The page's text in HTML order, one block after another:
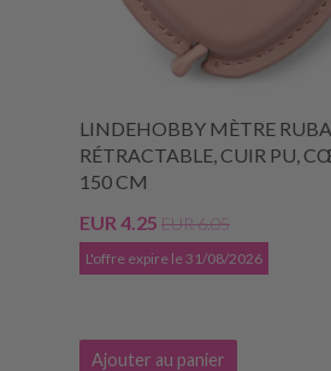
LINDEHOBBY MÈTRE
RÉTRACTABLE, CUIR PU,
150 CM
EUR 4.25 EUR 6.05
L'offre expire le 31/08/2026
Ajouter au panier